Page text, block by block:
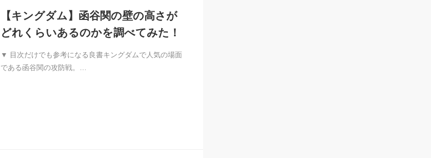
【キングダム】函谷関の壁の高さが
どれくらいあるのかを調べてみた！
▼ 目次だけでも参考になる良書キングダムで人気の場面
である函谷関の攻防戦。…